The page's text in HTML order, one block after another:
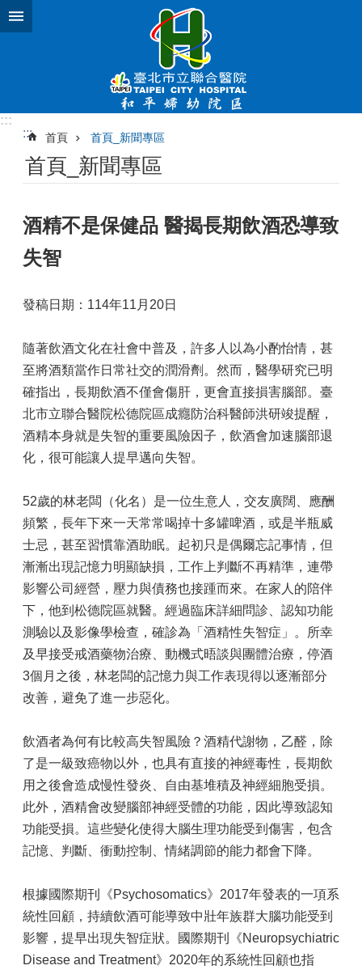
跳到主要內容區塊
:::
:::
首頁 首頁_新聞專區
首頁_新聞專區
酒精不是保健品 醫揭長期飲酒恐導致
失智
發稿日期：114年11月20日
隨著飲酒文化在社會中普及，許多人以為小酌怡情，甚
至將酒類當作日常社交的潤滑劑。然而，醫學研究已明
確指出，長期飲酒不僅會傷肝，更會直接損害腦部。臺
北市立聯合醫院松德院區成癮防治科醫師洪研竣提醒，
酒精本身就是失智的重要風險因子，飲酒會加速腦部退
化，很可能讓人提早邁向失智。
52歲的林老闆（化名）是一位生意人，交友廣闊、應酬
頻繁，長年下來一天常常喝掉十多罐啤酒，或是半瓶威
士忌，甚至習慣靠酒助眠。起初只是偶爾忘記事情，但
漸漸出現記憶力明顯缺損，工作上判斷不再精準，連帶
影響公司經營，壓力與債務也接踵而來。在家人的陪伴
下，他到松德院區就醫。經過臨床詳細問診、認知功能
測驗以及影像學檢查，確診為「酒精性失智症」。所幸
及早接受戒酒藥物治療、動機式晤談與團體治療，停酒
3個月之後，林老闆的記憶力與工作表現得以逐漸部分
改善，避免了進一步惡化。
飲酒者為何有比較高失智風險？酒精代謝物，乙醛，除
了是一級致癌物以外，也具有直接的神經毒性，長期飲
用之後會造成慢性發炎、自由基堆積及神經細胞受損。
此外，酒精會改變腦部神經受體的功能，因此導致認知
功能受損。這些變化使得大腦生理功能受到傷害，包含
記憶、判斷、衝動控制、情緒調節的能力都會下降。
根據國際期刊《Psychosomatics》2017年發表的一項系
統性回顧，持續飲酒可能導致中壯年族群大腦功能受到
影響，提早出現失智症狀。國際期刊《Neuropsychiatric
Disease and Treatment》2020年的系統性回顧也指